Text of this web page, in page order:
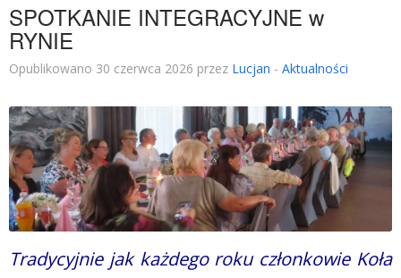
SPOTKANIE INTEGRACYJNE w
RYNIE
Opublikowano 30 czerwca 2026 przez Lucjan - Aktualności
Tradycyjnie jak każdego roku członkowie Koła